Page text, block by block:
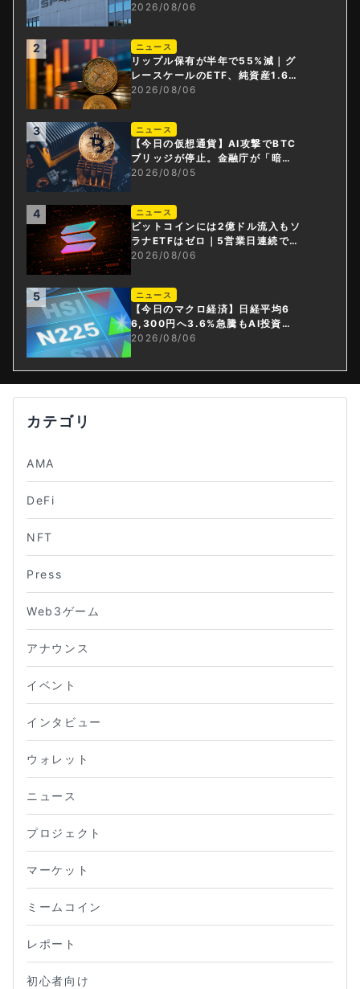
円相当のBTCが盗難
2026/08/06
2 ニュース
リップル保有が半年で55%減｜グ
レースケールのETF、純資産1.6億
ドル減
2026/08/06
3 ニュース
【今日の仮想通貨】AI攻撃でBTC
ブリッジが停止。金融庁が「暗号
資産・ステーブルコイン課」新設
2026/08/05
4 ニュース
ビットコインには2億ドル流入もソ
ラナETFはゼロ｜5営業日連続で停
止
2026/08/06
5 ニュース
【今日のマクロ経済】日経平均6
6,300円へ3.6%急騰もAI投資回
収懸念が再燃
2026/08/06
カテゴリ
AMA
DeFi
NFT
Press
Web3ゲーム
アナウンス
イベント
インタビュー
ウォレット
ニュース
プロジェクト
マーケット
ミームコイン
レポート
初心者向け